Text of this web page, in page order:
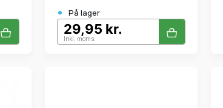
• På lager
29,95 kr.
Inkl. moms